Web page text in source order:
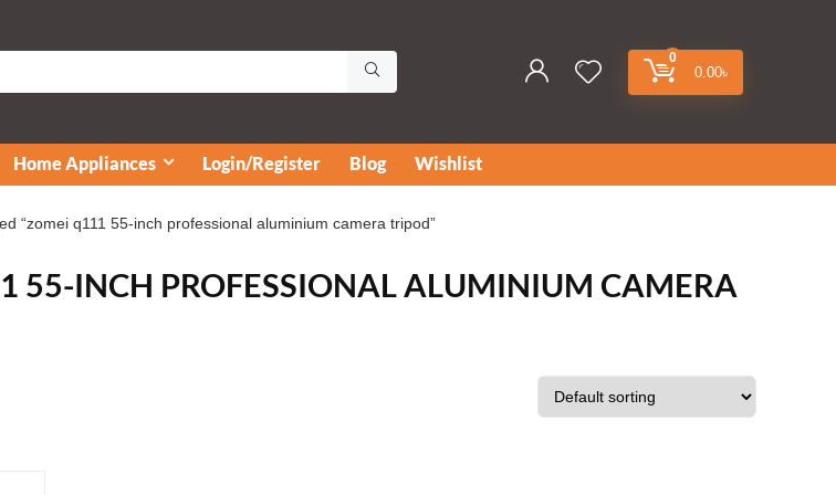
0
0.00৳
Home Appliances Login/Register Blog Wishlist
“zomei q111 55-inch professional aluminium camera tripod”
55-INCH PROFESSIONAL ALUMINIUM CAMERA